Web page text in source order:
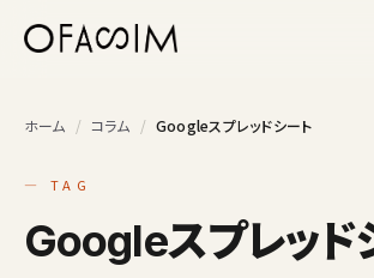
ホーム / コラム / Googleスプレッドシート
— TAG
Googleスプレッド